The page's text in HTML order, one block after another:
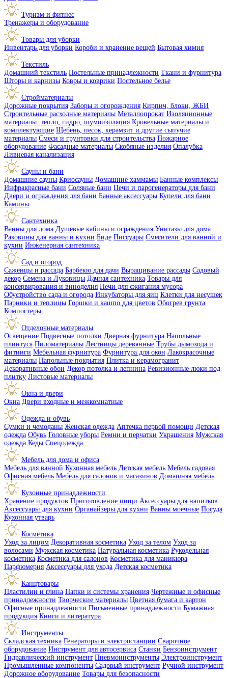
Туризм и фитнес
Тренажеры и оборудование
Товары для уборки
Инвентарь для уборки Короби и хранение вещей Бытовая химия
Текстиль
Домашний текстиль Постельные принадлежности Ткани и фурнитура
Шторы и карнизы Ковры и коврики Постельное белье
Стройматериалы
Дорожные покрытия Заборы и огорождения Кирпич, блоки, ЖБИ
Строительные расходные материалы Металлопрокат Изоляционные
материалы: тепло, гидро, шумоизоляция Кровельные материалы и
комплектующие Щебень, песок, керамзит и другие сыпучие
материалы Смеси и грунтовки для строительства Пожарное
оборудование Фасадные материалы Скобяные изделия Опалубка
Ливневая канализация
Сауны и бани
Домашние сауны Криосауны Домашние хаммамы Банные комплексы
Инфракрасные бани Соляные бани Печи и парогенераторы для бани
Двери и ограждения для бани Банные аксессуары Купели для бани
Камины
Сантехника
Ванны для дома Душевые кабины и ограждения Унитазы для дома
Раковины для ванны и кухни Биде Писсуары Смесители для ванной и
кухни Инженерная сантехника
Сад и огород
Саженцы и рассада Барбекю для дачи Выращивание рассады Садовый
декор Семена и Луковицы Дачная сантехника Товары для
консервирования и виноделия Печи для сжигания мусора
Обустройство сада и огорода Инкубаторы для яиц Клетки для несушек
Парники и теплицы Горшки и кашпо для цветов Обогрев грунта
Компостеры
Отделочные материалы
Освещение Подвесные потолки Дверная фурнитура Напольные
плинтуса Пиломатериалы Лестницы деревянные Трубы дымохода и
фитинги Мебельная фурнитура Фурнитура для окон Лакокрасочные
материалы Напольные покрытия Плитка и керамогранит
Декоративные обои Декор потолка и лепнина Ревизионные люки под
плитку Листовые материалы
Окна и двери
Окна Двери входные и межкомнатные
Одежда и обувь
Сумки и чемоданы Женская одежда Аптечка первой помощи Детская
одежда Обувь Головные уборы Ремни и перчатки Украшения Мужская
одежда Кеды Спецодежда
Мебель для дома и офиса
Мебель для ванной Кухонная мебель Детская мебель Мебель садовая
Офисная мебель Мебель для салонов и магазинов Домашняя мебель
Кухонные принадлежности
Хранение продуктов Приготовление пищи Аксессуары для напитков
Аксессуары для кухни Органайзеры для кухни Ванны моечные Посуда
Кухонная утварь
Косметика
Уход за лицом Декоративная косметика Уход за телом Уход за
волосами Мужская косметика Натуральная косметика Рукодельная
косметика Косметика для салонов Косметика для маникюра
Парфюмерия Аксессуары для ухода Детская косметика
Канцтовары
Пластилин и глина Папки и системы хранения Чертежные и офисные
принадлежности Творческие материалы Цветная бумага и картон
Офисные принадлежности Письменные принадлежности Бумажная
продукция Книги и литература
Инструменты
Складская техника Генераторы и электростанции Сварочное
оборудование Инструмент для автосервиса Станки Бензоинструмент
Гидравлический инструмент Пневмоинструменты Электроинструмент
Промышленные компоненты Садовый инструмент Ручной инструмент
Дорожное оборудование Товары для безопасности